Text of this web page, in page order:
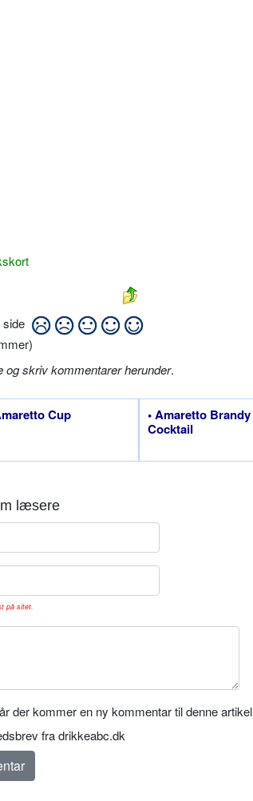
side
og skriv kommentarer herunder.
Cup
• Amaretto Brandy
Cocktail
læsere
på sitet.
der kommer en ny kommentar til denne artikel
fra drikkeabc.dk